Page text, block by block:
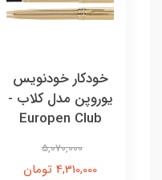
خودکار خودنویس
یوروپن مدل کلاب -
Europen Club
5,070,000
4,310,000 تومان